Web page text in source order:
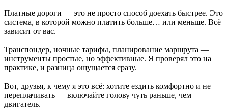
Платные дороги — это не просто способ доехать быстрее. Это
система, в которой можно платить больше… или меньше. Всё
зависит от вас.
Транспондер, ночные тарифы, планирование маршрута —
инструменты простые, но эффективные. Я проверял это на
практике, и разница ощущается сразу.
Вот, друзья, к чему я это всё: хотите ездить комфортно и не
переплачивать — включайте голову чуть раньше, чем
двигатель.